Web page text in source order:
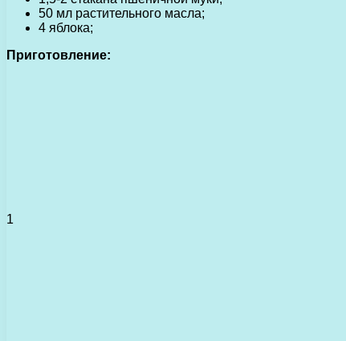
50 мл растительного масла;
4 яблока;
Приготовление:
1